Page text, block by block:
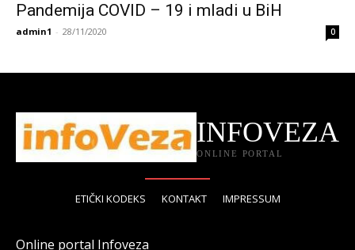
Pandemija COVID – 19 i mladi u BiH
admin1 - 28/11/2020 0
INFOVEZA
ONLINE PORTAL
ETIČKI KODEKS KONTAKT IMPRESSUM
Online portal Infoveza